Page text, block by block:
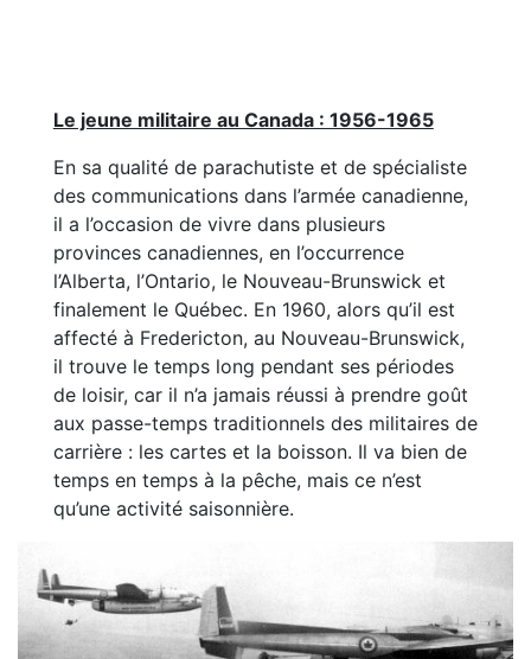
Le jeune militaire au Canada : 1956-1965
En sa qualité de parachutiste et de spécialiste
des communications dans l’armée canadienne,
il a l’occasion de vivre dans plusieurs
provinces canadiennes, en l’occurrence
l’Alberta, l’Ontario, le Nouveau-Brunswick et
finalement le Québec. En 1960, alors qu’il est
affecté à Fredericton, au Nouveau-Brunswick,
il trouve le temps long pendant ses périodes
de loisir, car il n’a jamais réussi à prendre goût
aux passe-temps traditionnels des militaires de
carrière : les cartes et la boisson. Il va bien de
temps en temps à la pêche, mais ce n’est
qu’une activité saisonnière.